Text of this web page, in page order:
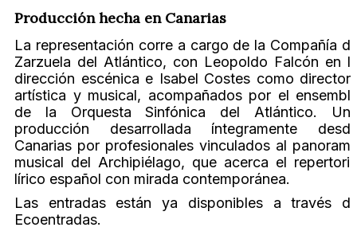
Producción hecha en Canarias
La representación corre a cargo de la Compañía
Zarzuela del Atlántico, con Leopoldo Falcón en
dirección escénica e Isabel Costes como
artística y musical, acompañados por el
de la Orquesta Sinfónica del Atlántico.
producción desarrollada íntegramente
Canarias por profesionales vinculados al
musical del Archipiélago, que acerca el
lírico español con mirada contemporánea.
Las entradas están ya disponibles a través
Ecoentradas.